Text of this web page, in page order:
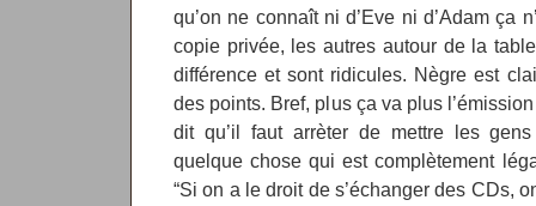
qu’on ne connaît ni d’Eve ni d’Adam ça
copie privée, les autres autour de la
différence et sont ridicules. Nègre est
des points. Bref, plus ça va plus
dit qu’il faut arrèter de mettre les
quelque chose qui est complètement
“Si on a le droit de s’échanger des CDs,